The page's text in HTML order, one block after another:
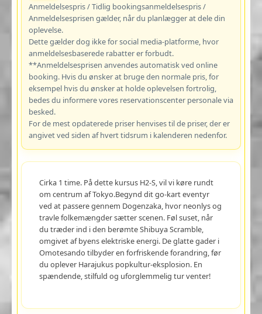
Anmeldelsespris / Tidlig bookingsanmeldelsespris /
Anmeldelsesprisen gælder, når du planlægger at dele din
oplevelse.
Dette gælder dog ikke for social media-platforme, hvor
anmeldelsesbaserede rabatter er forbudt.
**Anmeldelsesprisen anvendes automatisk ved online
booking. Hvis du ønsker at bruge den normale pris, for
eksempel hvis du ønsker at holde oplevelsen fortrolig,
bedes du informere vores reservationscenter personale via
besked.
For de mest opdaterede priser henvises til de priser, der er
angivet ved siden af hvert tidsrum i kalenderen nedenfor.
Cirka 1 time. På dette kursus H2-S, vil vi køre rundt
om centrum af Tokyo.Begynd dit go-kart eventyr
ved at passere gennem Dogenzaka, hvor neonlys og
travle folkemængder sætter scenen. Føl suset, når
du træder ind i den berømte Shibuya Scramble,
omgivet af byens elektriske energi. De glatte gader i
Omotesando tilbyder en forfriskende forandring, før
du oplever Harajukus popkultur-eksplosion. En
spændende, stilfuld og uforglemmelig tur venter!